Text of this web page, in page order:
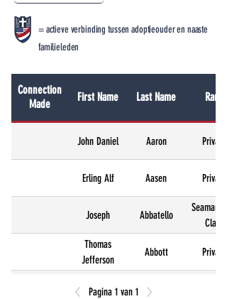
= actieve verbinding tussen adoptieouder en naaste
familieleden
Connection
Made
First Name Last Name Rank
John Daniel Aaron Private
Erling Alf Aasen Private
Joseph Abbatello
Seaman
Class
Thomas
Jefferson
Abbott Private
Edward B Abdo
Pagina 1 van 1